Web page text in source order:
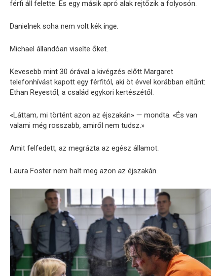
férfi áll felette. És egy másik apró alak rejtőzik a folyosón.
Danielnek soha nem volt kék inge.
Michael állandóan viselte őket.
Kevesebb mint 30 órával a kivégzés előtt Margaret
telefonhívást kapott egy férfitól, aki öt évvel korábban eltűnt:
Ethan Reyestől, a család egykori kertészétől.
«Láttam, mi történt azon az éjszakán» — mondta. «És van
valami még rosszabb, amiről nem tudsz.»
Amit felfedett, az megrázta az egész államot.
Laura Foster nem halt meg azon az éjszakán.